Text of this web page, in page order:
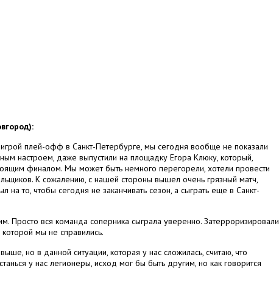
плей-офф в Санкт-Петербурге, мы сегодня вообще не показали
настроем, даже выпустили на площадку Егора Клюку, который,
финалом. Мы может быть немного перегорели, хотели провести
К сожалению, с нашей стороны вышел очень грязный матч,
то, чтобы сегодня не заканчивать сезон, а сыграть еще в Санкт-
Просто вся команда соперника сыграла уверенно. Затерроризировали
мы не справились.
но в данной ситуации, которая у нас сложилась, считаю, что
у нас легионеры, исход мог бы быть другим, но как говорится